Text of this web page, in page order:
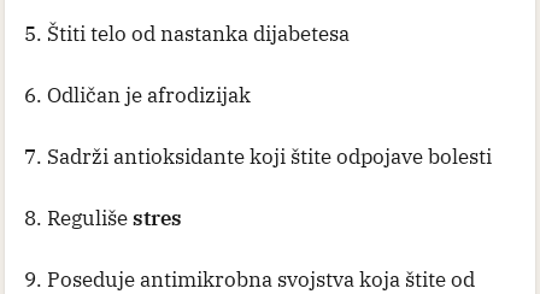
5. Štiti telo od nastanka dijabetesa
6. Odličan je afrodizijak
7. Sadrži antioksidante koji štite odpojave bolesti
8. Regulišestres
9. Poseduje antimikrobna svojstva koja štite od